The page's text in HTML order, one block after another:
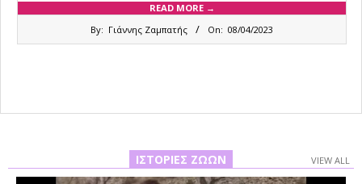
READ MORE →
By: Γιάννης Ζαμπατής On: 08/04/2023
ΙΣΤΟΡΊΕΣ ΖΏΩΝ VIEW ALL